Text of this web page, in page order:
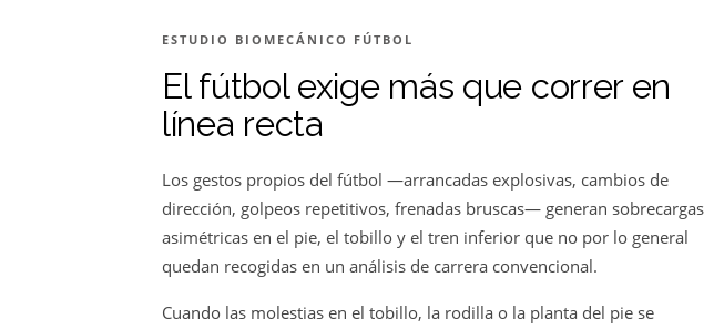
ESTUDIO BIOMECÁNICO FÚTBOL
El fútbol exige más que correr en
línea recta
Los gestos propios del fútbol —arrancadas explosivas, cambios de
dirección, golpeos repetitivos, frenadas bruscas— generan sobrecargas
asimétricas en el pie, el tobillo y el tren inferior que no por lo general
quedan recogidas en un análisis de carrera convencional.
Cuando las molestias en el tobillo, la rodilla o la planta del pie se